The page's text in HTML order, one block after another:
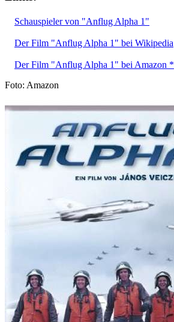
Schauspieler von "Anflug Alpha 1"
Der Film "Anflug Alpha 1" bei Wikipedia
Der Film "Anflug Alpha 1" bei Amazon *
Foto: Amazon